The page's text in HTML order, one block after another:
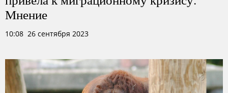
Мнение
10:08 26 сентября 2023